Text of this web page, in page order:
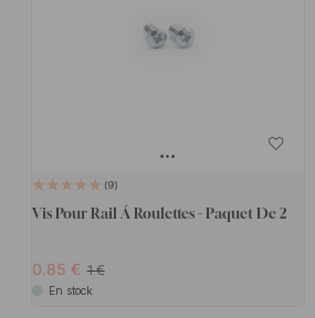
9
Vis Pour Rail Á Roulettes - Paquet De 2
0.85 1
En stock